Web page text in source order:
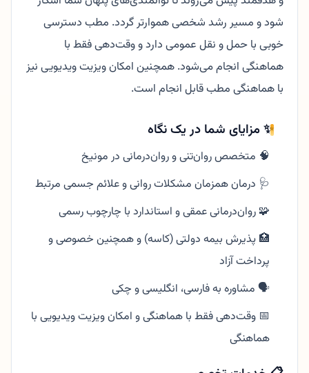
شود و مسیر رشد شخصی هموارتر گردد. مطب دسترسی
خوبی با حمل و نقل عمومی دارد و وقت‌دهی فقط با
هماهنگی انجام می‌شود. همچنین امکان ویزیت ویدیویی نیز
با هماهنگی مطب قابل انجام است.
✨ مزایای شما در یک نگاه
🧠 متخصص روان‌تنی و روان‌درمانی در مونیخ
🩺 درمان همزمان مشکلات روانی و علائم جسمی مرتبط
🧩 روان‌درمانی عمقی و استاندارد با چارچوب رسمی
🏥 پذیرش بیمه دولتی (کاسه) و همچنین خصوصی و
پرداخت آزاد
🗣️ مشاوره به فارسی، انگلیسی و چکی
📅 وقت‌دهی فقط با هماهنگی و امکان ویزیت ویدیویی با
هماهنگی